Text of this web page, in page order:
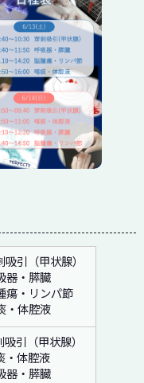
引（甲状腺）
器・膵臓
・リンパ節
・体腔液
引（甲状腺）
体腔液
器・膵臓